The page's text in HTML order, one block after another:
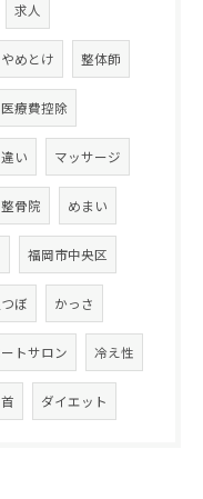
求人
やめとけ 整体師
医療費控除
違い マッサージ
整骨院 めまい
福岡市中央区
ぼ かっさ
トサロン 冷え性
首 ダイエット